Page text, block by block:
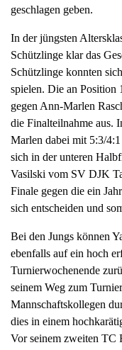
geschlagen geben.
In der jüngsten
Schützlinge klar das
Schützlinge konnten
spielen. Die an Position
gegen Ann-Marlen
die Finalteilnahme aus.
Marlen dabei mit 5:3/
sich in der unteren
Vasilski vom SV DJK
Finale gegen die ein
sich entscheiden und
Bei den Jungs können
ebenfalls auf ein hoch
Turnierwochenende
seinem Weg zum
Mannschaftskollegen
dies in einem
Vor seinem zweiten TC